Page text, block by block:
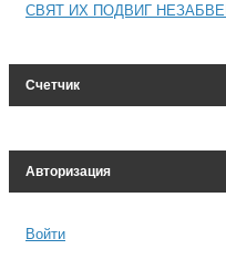
СВЯТ ИХ ПОДВИГ
Счетчик
Авторизация
Войти